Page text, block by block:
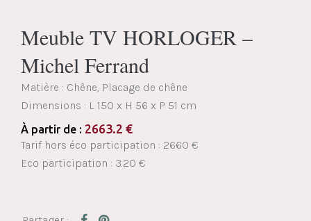
Meuble TV HORLOGER –
Michel Ferrand
Matière : Chêne, Placage de chêne
Dimensions : L 150 x H 56 x P 51 cm
À partir de : 2663.2 €
Tarif hors éco participation : 2660 €
Eco participation : 3.20 €